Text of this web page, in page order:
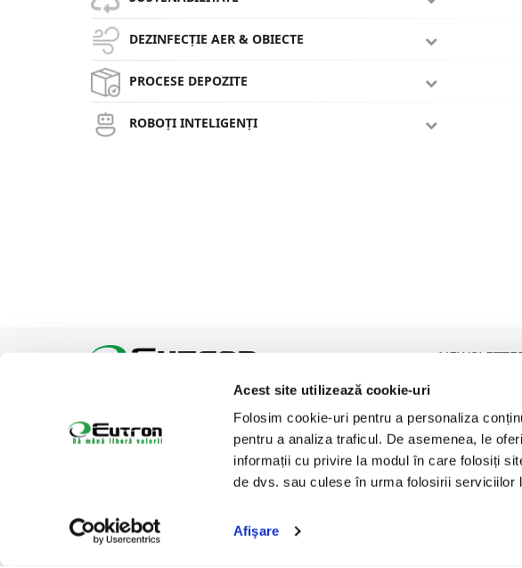
Acest site utilizează cookie-uri
Folosim cookie-uri pentru a personaliza
pentru a analiza traficul. De asemenea, le
informații cu privire la modul în care folosiți
de dvs. sau culese în urma folosirii serviciilor
Afişare
DEZINFECȚIE AER & OBIECTE
PROCESE DEPOZITE
ROBOȚI INTELIGENȚI
Suntem prezenti pe
Prin furnizarea
primi
Datelor cu